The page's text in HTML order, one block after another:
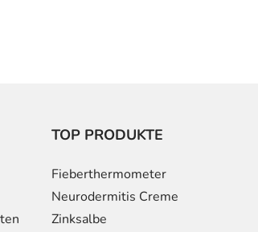
TOP PRODUKTE
Fieberthermometer
Neurodermitis Creme
Zinksalbe